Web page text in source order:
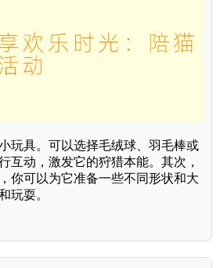
玩具。可以选择毛绒球、羽毛棒或
互动，激发它的狩猎本能。其次，
你可以为它准备一些不同形状和大
玩耍。